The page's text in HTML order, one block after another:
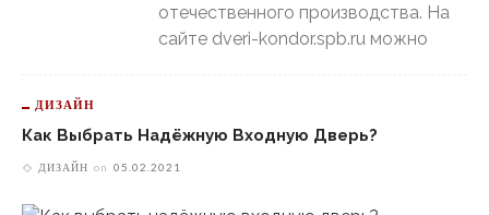
отечественного производства. На
сайте dveri-kondor.spb.ru можно
ДИЗАЙН
Как Выбрать Надёжную Входную Дверь?
ДИЗАЙН on 05.02.2021